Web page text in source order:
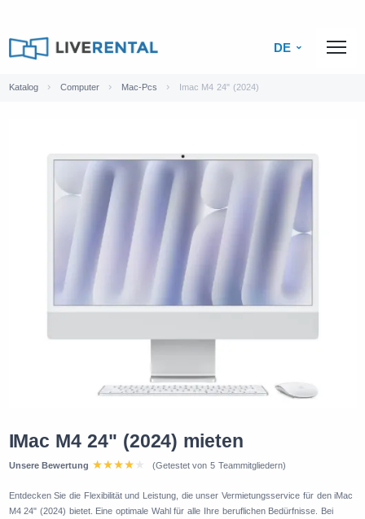
DE
Katalog Computer Mac-Pcs Imac M4 24" (2024)
IMac M4 24" (2024) mieten
Unsere Bewertung (Getestet von 5 Teammitgliedern)
Entdecken Sie die Flexibilität und Leistung, die unser Vermietungsservice für den iMac
M4 24" (2024) bietet. Eine optimale Wahl für alle Ihre beruflichen Bedürfnisse. Bei